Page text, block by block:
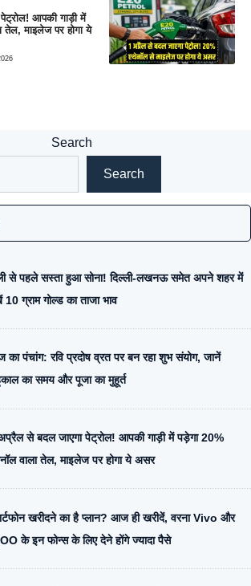
आपकी गाड़ी में
तेल, माइलेज पर होगा ये
Search
Search
से पहले सस्ता हुआ सोना! दिल्ली-लखनऊ समेत अपने शहर में
ग्राम गोल्ड का ताजा भाव
पंचांग: रवि प्रदोष व्रत पर बन रहा शुभ संयोग, जानें
का समय और पूजा का मुहूर्त
से बदल जाएगा पेट्रोल! आपकी गाड़ी में पड़ेगा 20%
वाला तेल, माइलेज पर होगा ये असर
खरीदने का है प्लान? आज ही खरीदें, वरना Vivo और
के इन फोन्स के लिए देने होंगे ज्यादा पैसे